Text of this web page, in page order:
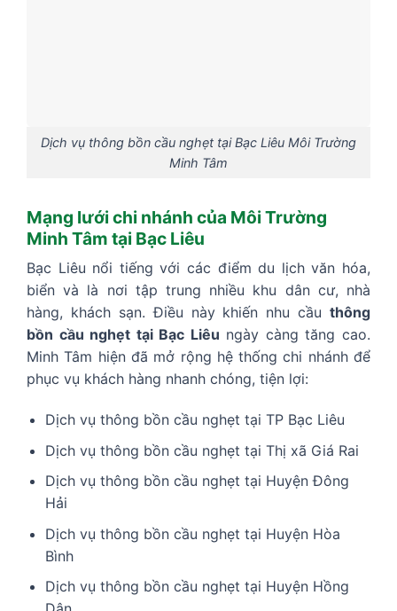
Dịch vụ thông bồn cầu nghẹt tại Bạc Liêu Môi Trường
Minh Tâm
Mạng lưới chi nhánh của Môi Trường
Minh Tâm tại Bạc Liêu
Bạc Liêu nổi tiếng với các điểm du lịch văn hóa,
biển và là nơi tập trung nhiều khu dân cư, nhà
hàng, khách sạn. Điều này khiến nhu cầu thông
bồn cầu nghẹt tại Bạc Liêu ngày càng tăng cao.
Minh Tâm hiện đã mở rộng hệ thống chi nhánh để
phục vụ khách hàng nhanh chóng, tiện lợi:
Dịch vụ thông bồn cầu nghẹt tại TP Bạc Liêu
Dịch vụ thông bồn cầu nghẹt tại Thị xã Giá Rai
Dịch vụ thông bồn cầu nghẹt tại Huyện Đông
Hải
Dịch vụ thông bồn cầu nghẹt tại Huyện Hòa
Bình
Dịch vụ thông bồn cầu nghẹt tại Huyện Hồng